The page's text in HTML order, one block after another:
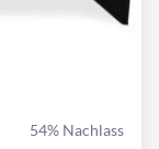
54% Nachlass